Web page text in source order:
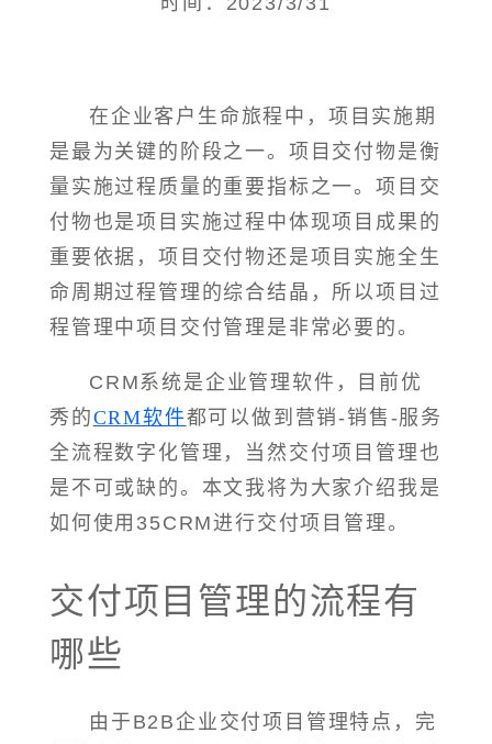
在企业客户生命旅程中，项目实施期
是最为关键的阶段之一。项目交付物是衡
量实施过程质量的重要指标之一。项目交
付物也是项目实施过程中体现项目成果的
重要依据，项目交付物还是项目实施全生
命周期过程管理的综合结晶，所以项目过
程管理中项目交付管理是非常必要的。
CRM系统是企业管理软件，目前优
秀的CRM软件都可以做到营销-销售-服务
全流程数字化管理，当然交付项目管理也
是不可或缺的。本文我将为大家介绍我是
如何使用35CRM进行交付项目管理。
交付项目管理的流程有
哪些
由于B2B企业交付项目管理特点，完